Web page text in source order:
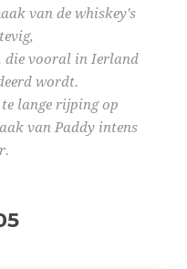
van de whiskey's
die vooral in Ierland
wordt.
lange rijping op
van Paddy intens